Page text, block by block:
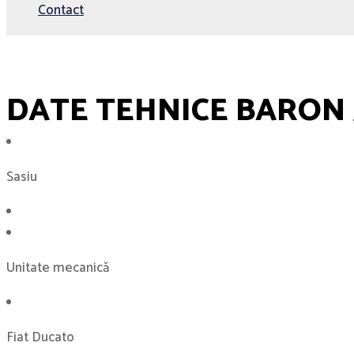
Contact
DATE TEHNICE
Sasiu
Unitate mecanică
Fiat Ducato